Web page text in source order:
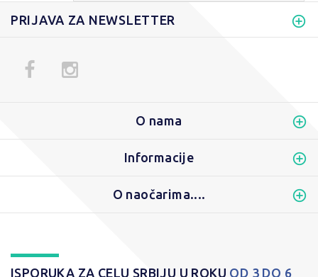
PRIJAVA ZA NEWSLETTER
O nama
Informacije
O naočarima....
ISPORUKA ZA CELU SRBIJU U ROKU OD 3 DO 6